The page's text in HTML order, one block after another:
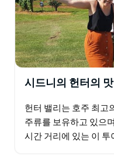
시드니의 헌터의 맛
헌터 밸리는 호주 최고
주류를 보유하고 있으
시간 거리에 있는 이 투